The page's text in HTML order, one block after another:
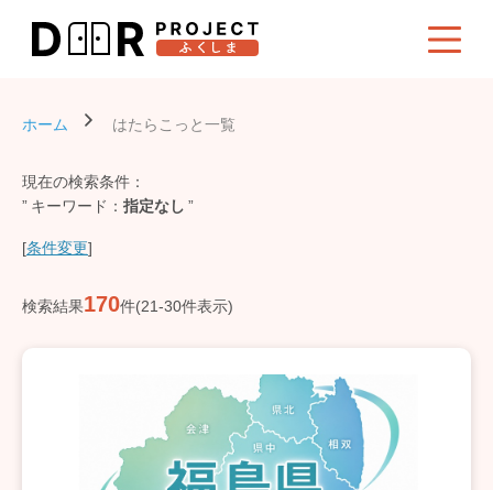
ホーム はたらこっと一覧
現在の検索条件：
キーワード
指定なし
[条件変更]
検索結果170件(21-30件表示)